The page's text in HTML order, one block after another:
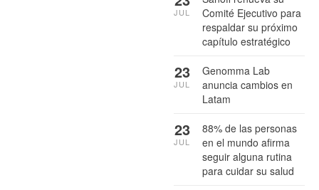
Comité Ejecutivo para
respaldar su próximo
capítulo estratégico
JUL
Genomma Lab
anuncia cambios en
Latam
23
JUL
88% de las personas
en el mundo afirma
seguir alguna rutina
para cuidar su salud
23
JUL